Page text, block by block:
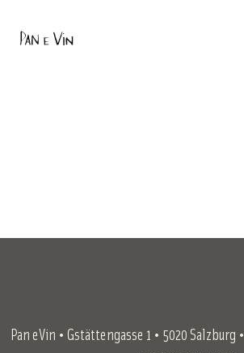
Pan eVin • Gstättengasse 1 • 5020 Salzburg •